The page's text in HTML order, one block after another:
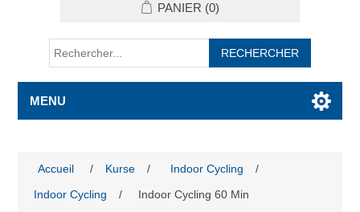
PANIER (0)
MENU
Accueil / Kurse / Indoor Cycling
/
Indoor Cycling
/ Indoor Cycling 60 Min